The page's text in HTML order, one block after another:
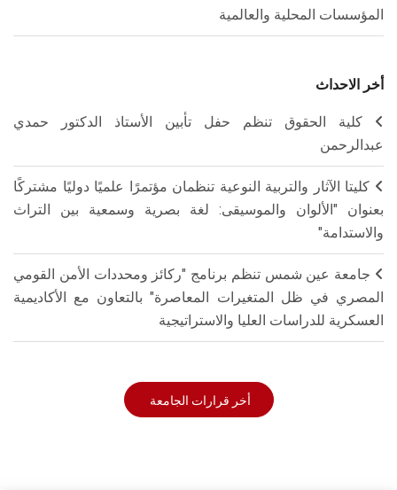
المؤسسات المحلية والعالمية
أخر الاحداث
كلية الحقوق تنظم حفل تأبين الأستاذ الدكتور حمدي
عبدالرحمن
كليتا الآثار والتربية النوعية تنظمان مؤتمرًا علميًا دوليًا مشتركًا
بعنوان "الألوان والموسيقى: لغة بصرية وسمعية بين التراث
والاستدامة"
جامعة عين شمس تنظم برنامج "ركائز ومحددات الأمن القومي
المصري في ظل المتغيرات المعاصرة" بالتعاون مع الأكاديمية
العسكرية للدراسات العليا والاستراتيجية
أخر قرارات الجامعة